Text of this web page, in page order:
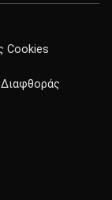
Cookies
Διαφθοράς